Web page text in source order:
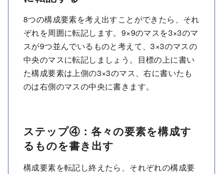
8つの構成要素を考え出すことができたら、それ
ぞれを周囲に転記します。9×9のマスを3×3のマ
スが9つ並んでいるものと考えて、3×3のマスの
中央のマスに転記しましょう。目標の上に書い
た構成要素は上側の3×3のマス、右に書いたも
のは右側のマスの中央に書きます。
ステップ④：各々の要素を構成す
るものを書き出す
構成要素を転記し終えたら、それぞれの構成要